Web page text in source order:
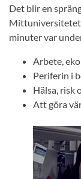
Det blir en
Mittuniversitetet
minuter var
Arbete,
Periferin i
Hälsa, risk
Att göra